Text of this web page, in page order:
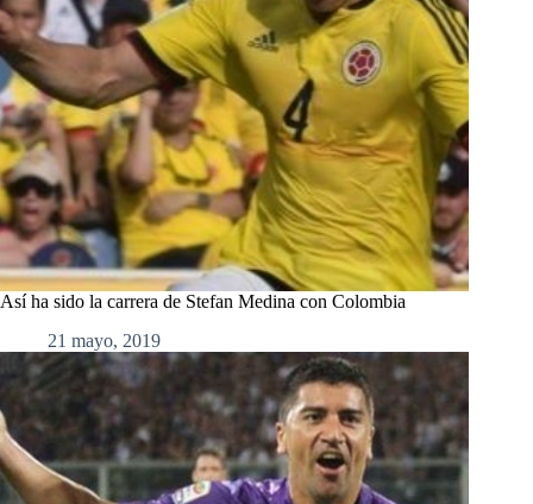
Así ha sido la carrera de Stefan Medina con Colombia
21 mayo, 2019